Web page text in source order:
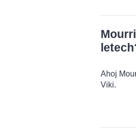
Ahoj
Viki.